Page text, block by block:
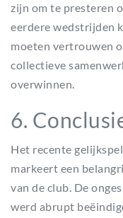
zijn om te presteren
eerdere wedstrijden
moeten vertrouwen
collectieve
overwinnen.
6.
Het recente
markeert een
van de club. De
werd abrupt